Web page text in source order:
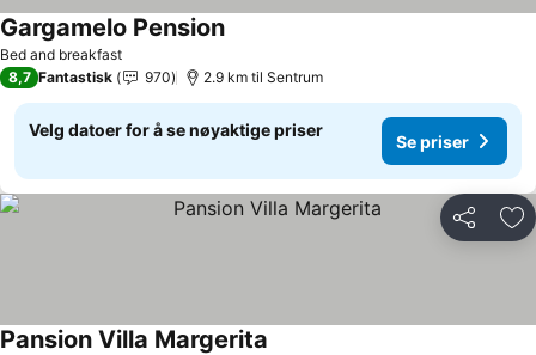
Bed and breakfast
Gargamelo PensionSe priser
8,7 Fantastisk 970 2.9 km til Sentrum
Velg datoer for å se nøyaktige priser
Se priser
Del
Pansion Villa Margerita